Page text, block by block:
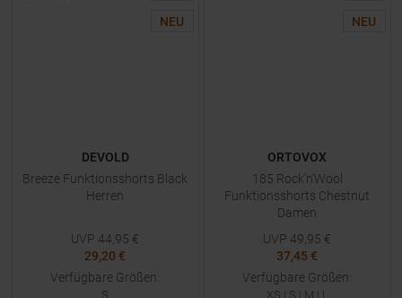
NEU
DEVOLD
Breeze Funktionsshorts Black
Herren
UVP 44,95 €
29,20 €
Verfügbare Größen:
S
NEU
ORTOVOX
185 Rock'n'Wool
Funktionsshorts Chestnut
Damen
UVP 49,95 €
37,45 €
Verfügbare Größen:
XS | S | M | L